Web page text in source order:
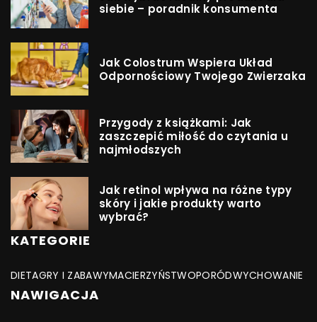
siebie – poradnik konsumenta
Jak Colostrum Wspiera Układ
Odpornościowy Twojego Zwierzaka
Przygody z książkami: Jak
zaszczepić miłość do czytania u
najmłodszych
Jak retinol wpływa na różne typy
skóry i jakie produkty warto
wybrać?
KATEGORIE
DIETAGRY I ZABAWYMACIERZYŃSTWOPORÓDWYCHOWANIE
NAWIGACJA